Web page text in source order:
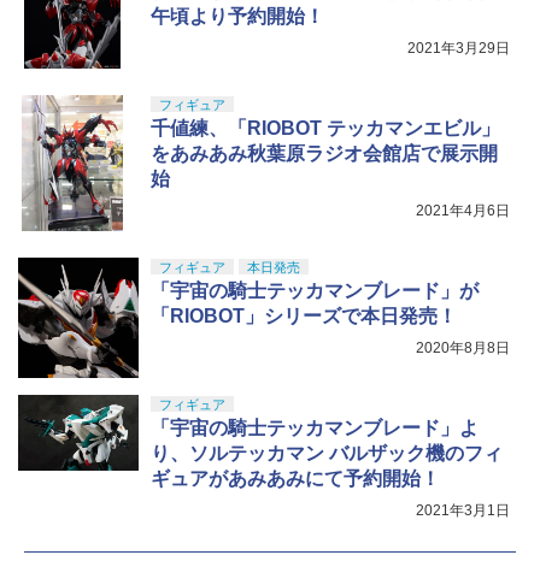
午頃より予約開始！
2021年3月29日
フィギュア
千値練、「RIOBOT テッカマンエビル」
をあみあみ秋葉原ラジオ会館店で展示開
始
2021年4月6日
フィギュア 本日発売
「宇宙の騎士テッカマンブレード」が
「RIOBOT」シリーズで本日発売！
2020年8月8日
フィギュア
「宇宙の騎士テッカマンブレード」よ
り、ソルテッカマン バルザック機のフィ
ギュアがあみあみにて予約開始！
2021年3月1日